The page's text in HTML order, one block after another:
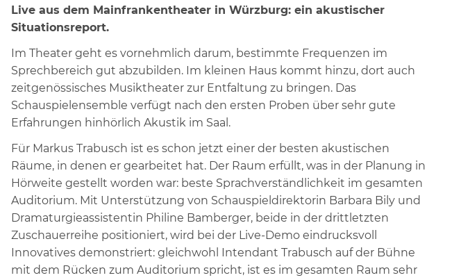
Live aus dem Mainfrankentheater in Würzburg: ein akustischer
Situationsreport.
Im Theater geht es vornehmlich darum, bestimmte Frequenzen im
Sprechbereich gut abzubilden. Im kleinen Haus kommt hinzu, dort auch
zeitgenössisches Musiktheater zur Entfaltung zu bringen. Das
Schauspielensemble verfügt nach den ersten Proben über sehr gute
Erfahrungen hinhörlich Akustik im Saal.
Für Markus Trabusch ist es schon jetzt einer der besten akustischen
Räume, in denen er gearbeitet hat. Der Raum erfüllt, was in der Planung in
Hörweite gestellt worden war: beste Sprachverständlichkeit im gesamten
Auditorium. Mit Unterstützung von Schauspieldirektorin Barbara Bily und
Dramaturgieassistentin Philine Bamberger, beide in der drittletzten
Zuschauerreihe positioniert, wird bei der Live-Demo eindrucksvoll
Innovatives demonstriert: gleichwohl Intendant Trabusch auf der Bühne
mit dem Rücken zum Auditorium spricht, ist es im gesamten Raum sehr